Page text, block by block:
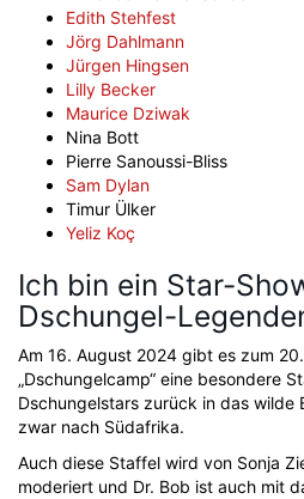
Edith Stehfest
Jörg Dahlmann
Jürgen Hingsen
Lilly Becker
Maurice Dziwak
Nina Bott
Pierre Sanoussi-Bliss
Sam Dylan
Timur Ülker
Yeliz Koç
Ich bin ein Star-
Dschungel-
Am 16. August 2024 gibt es zum
„Dschungelcamp“ eine besondere
Dschungelstars zurück in das wilde
zwar nach Südafrika.
Auch diese Staffel wird von Sonja
moderiert und Dr. Bob ist auch mit